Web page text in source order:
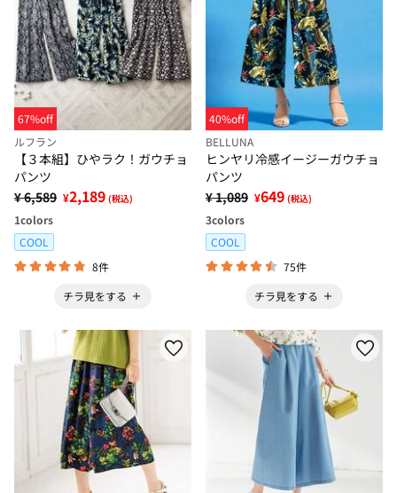
67%off
ルフラン
【３本組】ひやラク！ガウチョ
パンツ
¥ 6,589 ¥2,189 (税込)
1colors
COOL
8件
チラ見をする
40%off
BELLUNA
ヒンヤリ冷感イージーガウチョ
パンツ
¥ 1,089 ¥649 (税込)
3colors
COOL
75件
チラ見をする